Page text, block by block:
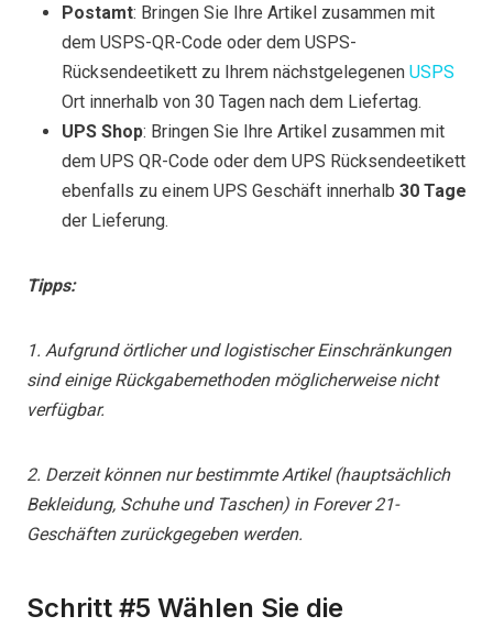
Postamt: Bringen Sie Ihre Artikel zusammen mit
dem USPS-QR-Code oder dem USPS-
Rücksendeetikett zu Ihrem nächstgelegenen USPS
Ort innerhalb von 30 Tagen nach dem Liefertag.
UPS Shop: Bringen Sie Ihre Artikel zusammen mit
dem UPS QR-Code oder dem UPS Rücksendeetikett
ebenfalls zu einem UPS Geschäft innerhalb 30 Tage
der Lieferung.
Tipps:
1. Aufgrund örtlicher und logistischer Einschränkungen
sind einige Rückgabemethoden möglicherweise nicht
verfügbar.
2. Derzeit können nur bestimmte Artikel (hauptsächlich
Bekleidung, Schuhe und Taschen) in Forever 21-
Geschäften zurückgegeben werden.
Schritt #5 Wählen Sie die